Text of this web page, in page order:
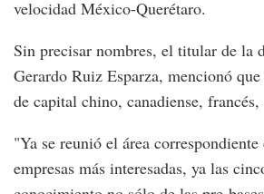
velocidad México-Querétaro.
Sin precisar nombres, el titular de la
Gerardo Ruiz Esparza, mencionó
de capital chino, canadiense,
"Ya se reunió el área
empresas más interesadas, ya las